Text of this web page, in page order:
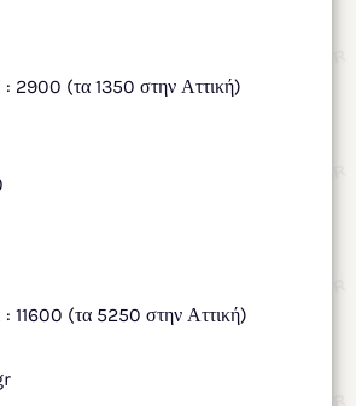
(τα 1350 στην Αττική)
(τα 5250 στην Αττική)